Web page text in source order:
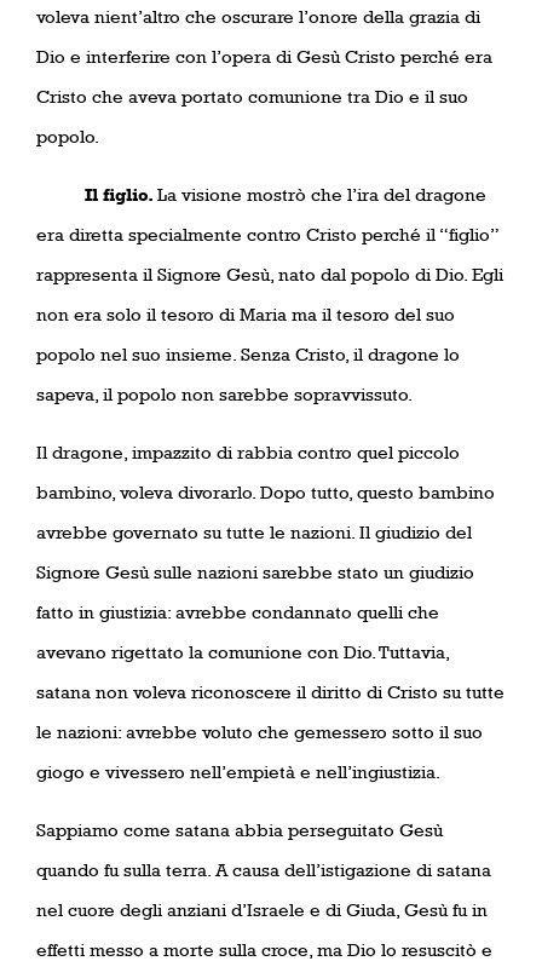
voleva nient’altro che oscurare l’onore della grazia di
Dio e interferire con l’opera di Gesù Cristo perché era
Cristo che aveva portato comunione tra Dio e il suo
popolo.
Il figlio. La visione mostrò che l’ira del dragone
era diretta specialmente contro Cristo perché il “figlio”
rappresenta il Signore Gesù, nato dal popolo di Dio. Egli
non era solo il tesoro di Maria ma il tesoro del suo
popolo nel suo insieme. Senza Cristo, il dragone lo
sapeva, il popolo non sarebbe sopravvissuto.
Il dragone, impazzito di rabbia contro quel piccolo
bambino, voleva divorarlo. Dopo tutto, questo bambino
avrebbe governato su tutte le nazioni. Il giudizio del
Signore Gesù sulle nazioni sarebbe stato un giudizio
fatto in giustizia: avrebbe condannato quelli che
avevano rigettato la comunione con Dio. Tuttavia,
satana non voleva riconoscere il diritto di Cristo su tutte
le nazioni: avrebbe voluto che gemessero sotto il suo
giogo e vivessero nell’empietà e nell’ingiustizia.
Sappiamo come satana abbia perseguitato Gesù
quando fu sulla terra. A causa dell’istigazione di satana
nel cuore degli anziani d’Israele e di Giuda, Gesù fu in
effetti messo a morte sulla croce, ma Dio lo resuscitò e